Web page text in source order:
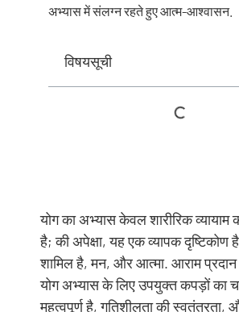
अभ्यास में संलग्न रहते हुए आत्म-आश्वासन.
विषयसूची
योग का अभ्यास केवल शारीरिक व्यायाम
है; की अपेक्षा, यह एक व्यापक दृष्टिकोण
शामिल है, मन, और आत्मा. आराम
योग अभ्यास के लिए उपयुक्त कपड़ों का
महत्वपूर्ण है, गतिशीलता की स्वतंत्रता,